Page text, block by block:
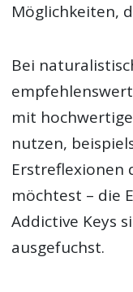
Möglichkeiten,
Bei
mit
nutzen,
Erstreflexionen
möchtest – die
Addictive Keys
ausgefuchst.